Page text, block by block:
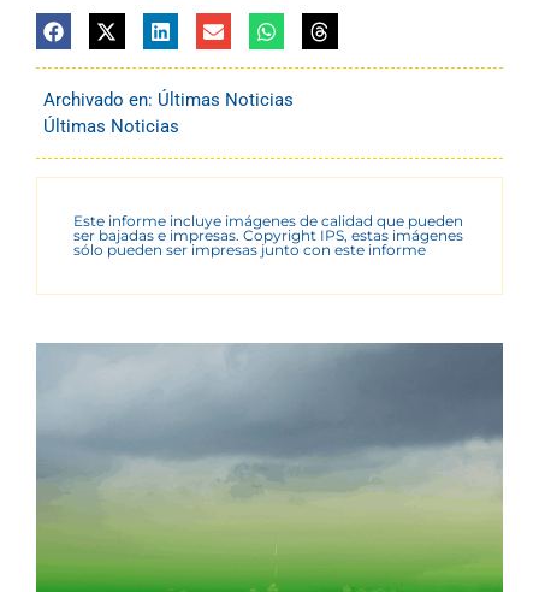
Archivado en: Últimas Noticias
Últimas Noticias
Este informe incluye imágenes de calidad que pueden
ser bajadas e impresas. Copyright IPS, estas imágenes
sólo pueden ser impresas junto con este informe